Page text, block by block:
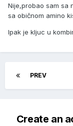
Nije,probao sam sa
sa običnom amino
Ipak je kljuc u
PREV
Create an